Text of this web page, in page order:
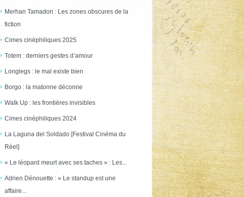
Merhan Tamadon : Les zones obscures de la
fiction
Cimes cinéphiliques 2025
Totem : derniers gestes d’amour
Longlegs : le mal existe bien
Borgo : la matonne déconne
Walk Up : les frontières invisibles
Cimes cinéphiliques 2024
La Laguna del Soldado [Festival Cinéma du
Réel]
« Le léopard meurt avec ses taches » : Les...
Adrien Dénouette : « Le standup est une
affaire...